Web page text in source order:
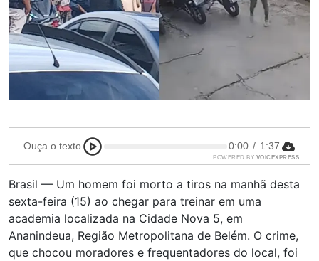
Ouça o texto 0:00 / 1:37
POWERED BY VOICEXPRESS
Brasil — Um homem foi morto a tiros na manhã desta
sexta-feira (15) ao chegar para treinar em uma
academia localizada na Cidade Nova 5, em
Ananindeua, Região Metropolitana de Belém. O crime,
que chocou moradores e frequentadores do local, foi